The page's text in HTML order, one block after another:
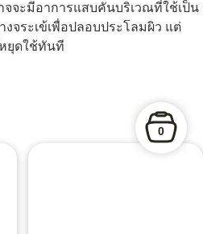
จจะมีอาการแสบคันบริเวณที่ใช้เป็น
จระเข้เพื่อปลอบประโลมผิว แต่
ยุดใช้ทันที
0